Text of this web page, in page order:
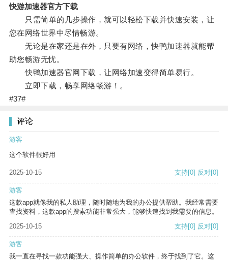
快游加速器官方下载
只需简单的几步操作，就可以轻松下载并快速安装，让
您在网络世界中尽情畅游。
无论是在家还是在外，只要有网络，快鸭加速器就能帮
助您畅游无忧。
快鸭加速器官网下载，让网络加速变得简单易行。
立即下载，畅享网络畅游！。
#37#
评论
游客
这个软件很好用
2025-10-15 支持[0] 反对[0]
游客
这款app就像我的私人助理，随时随地为我的办公提供帮助。我经常需要
查找资料，这款app的搜索功能非常强大，能够快速找到我需要的信息。
2025-10-15
支持[0] 反对[0]
游客
我一直在寻找一款功能强大、操作简单的办公软件，终于找到了它。这